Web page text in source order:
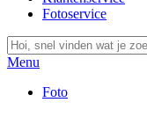
Fotoservice
Menu
Foto